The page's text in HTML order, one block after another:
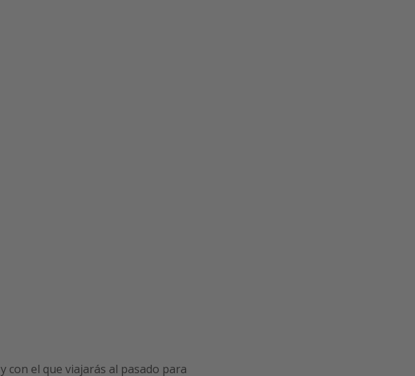
y con el que viajarás al pasado para